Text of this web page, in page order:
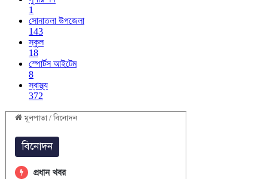
1
সোনাতলা উপজেলা
143
স্কুল
18
স্পোর্টস আইটেম
8
স্বাস্থ্য
372